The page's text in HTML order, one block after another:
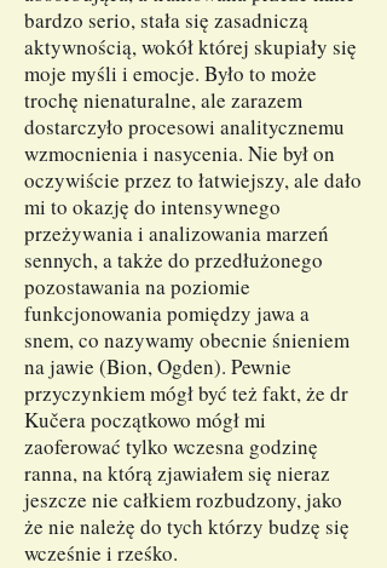
bardzo serio, stała się zasadniczą
aktywnością, wokół której skupiały się
moje myśli i emocje. Było to może
trochę nienaturalne, ale zarazem
dostarczyło procesowi analitycznemu
wzmocnienia i nasycenia. Nie był on
oczywiście przez to łatwiejszy, ale dało
mi to okazję do intensywnego
przeżywania i analizowania marzeń
sennych, a także do przedłużonego
pozostawania na poziomie
funkcjonowania pomiędzy jawa a
snem, co nazywamy obecnie śnieniem
na jawie (Bion, Ogden). Pewnie
przyczynkiem mógł być też fakt, że dr
Kučera początkowo mógł mi
zaoferować tylko wczesna godzinę
ranna, na którą zjawiałem się nieraz
jeszcze nie całkiem rozbudzony, jako
że nie należę do tych którzy budzę się
wcześnie i rześko.